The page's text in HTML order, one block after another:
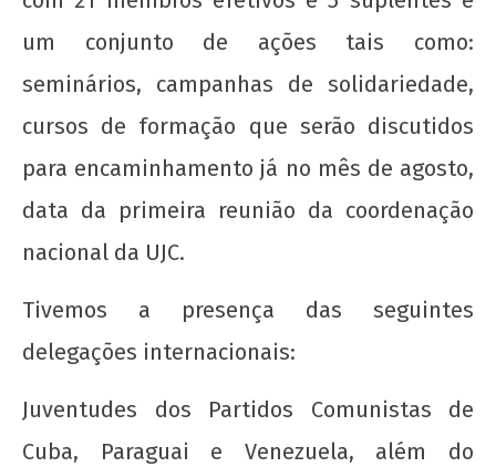
2012
wp-
admin
Nota Política da UJC SE - Nas eleições para o
59° CONUNE na UFS, o Coletivo Quilombo (PT)
escancara o oportunismo da majoritária da
agosto
um conjunto de ações tais como:
seminários, campanhas de solidariedade,
cursos de formação que serão discutidos
para encaminhamento já no mês de agosto,
data da primeira reunião da coordenação
nacional da UJC.
Tivemos a presença das seguintes
delegações internacionais:
Juventudes dos Partidos Comunistas de
Cuba, Paraguai e Venezuela, além do